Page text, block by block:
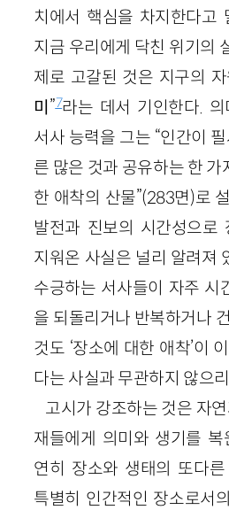
치에서 핵심을 차지한다고
지금 우리에게 닥친 위기의
제로 고갈된 것은 지구의
미”7라는 데서 기인한다.
서사 능력을 그는 “인간이
른 많은 것과 공유하는 한 가
한 애착의 산물”(283면)로
발전과 진보의 시간성으로
지워온 사실은 널리 알려져
수긍하는 서사들이 자주 시
을 되돌리거나 반복하거나
것도 ‘장소에 대한 애착’이
다는 사실과 무관하지 않으
고시가 강조하는 것은 자
재들에게 의미와 생기를 복
연히 장소와 생태의 또다
특별히 인간적인 장소로서